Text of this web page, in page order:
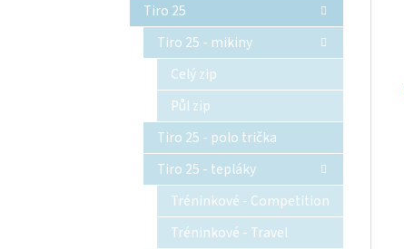
Tiro 25
Tiro 25 - mikiny
Celý zip
Půl zip
Tiro 25 - polo trička
Tiro 25 - tepláky
Tréninkové - Competition
Tréninkové - Travel